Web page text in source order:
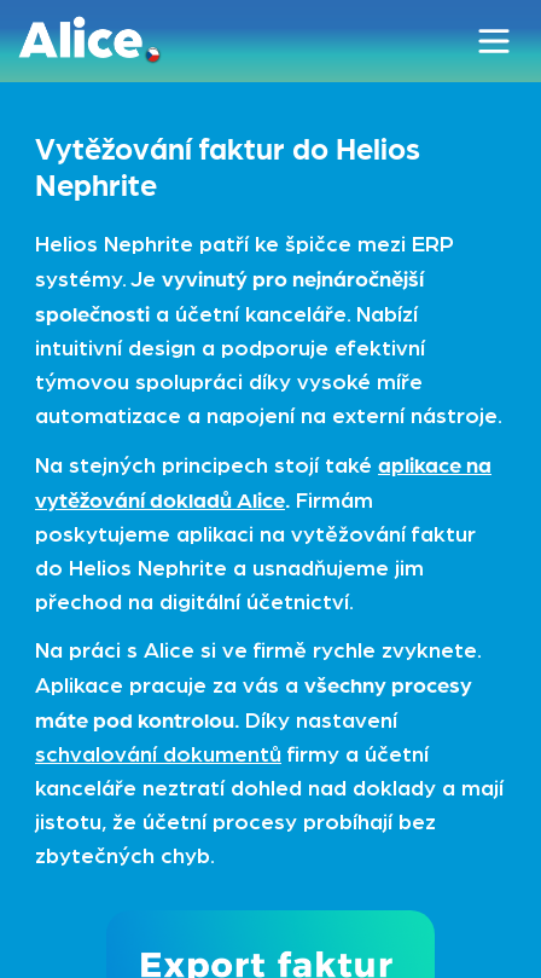
Vytěžování faktur do Helios
Nephrite
Helios Nephrite patří ke špičce mezi ERP
systémy. Je vyvinutý pro nejnáročnější
společnosti a účetní kanceláře. Nabízí
intuitivní design a podporuje efektivní
týmovou spolupráci díky vysoké míře
automatizace a napojení na externí nástroje.
Na stejných principech stojí také aplikace na
vytěžování dokladů Alice. Firmám
poskytujeme aplikaci na vytěžování faktur
do Helios Nephrite a usnadňujeme jim
přechod na digitální účetnictví.
Na práci s Alice si ve firmě rychle zvyknete.
Aplikace pracuje za vás a všechny procesy
máte pod kontrolou. Díky nastavení
schvalování dokumentů firmy a účetní
kanceláře neztratí dohled nad doklady a mají
jistotu, že účetní procesy probíhají bez
zbytečných chyb.